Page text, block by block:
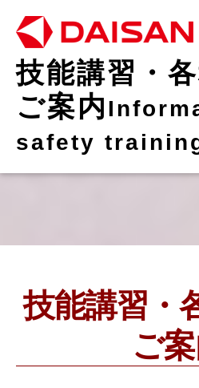
技能講習・
ご案内
safety
技能講習・
ご